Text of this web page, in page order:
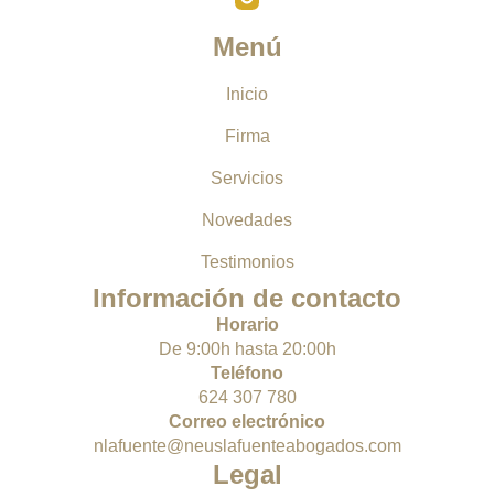
Menú
Inicio
Firma
Servicios
Novedades
Testimonios
Información de contacto
Horario
De 9:00h hasta 20:00h
Teléfono
624 307 780
Correo electrónico
nlafuente@neuslafuenteabogados.com
Legal